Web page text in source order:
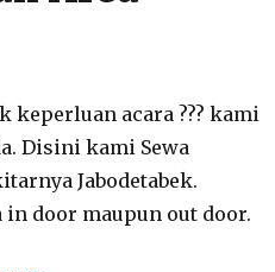
keperluan acara ??? kami
Disini kami Sewa
Jabodetabek.
door maupun out door.